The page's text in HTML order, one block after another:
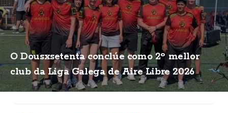
O Dousxsetenta conclúe como 2º mellor
club da Liga Galega de Aire Libre 2026